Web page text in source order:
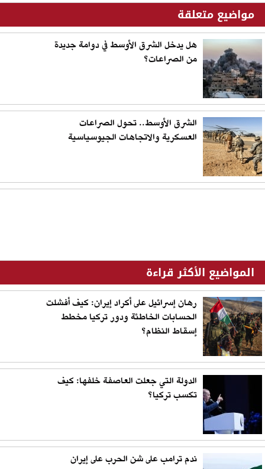
مواضيع متعلقة
هل يدخل الشرق الأوسط في دوامة جديدة
من الصراعات؟
الشرق الأوسط.. تحول الصراعات
العسكرية والاتجاهات الجيوسياسية
المواضيع الأكثر قراءة
رهان إسرائيل على أكراد إيران: كيف أفشلت
الحسابات الخاطئة ودور تركيا مخطط
إسقاط النظام؟
الدولة التي جعلت العاصفة خلفها: كيف
تكسب تركيا؟
ندم ترامب على شن الحرب على إيران